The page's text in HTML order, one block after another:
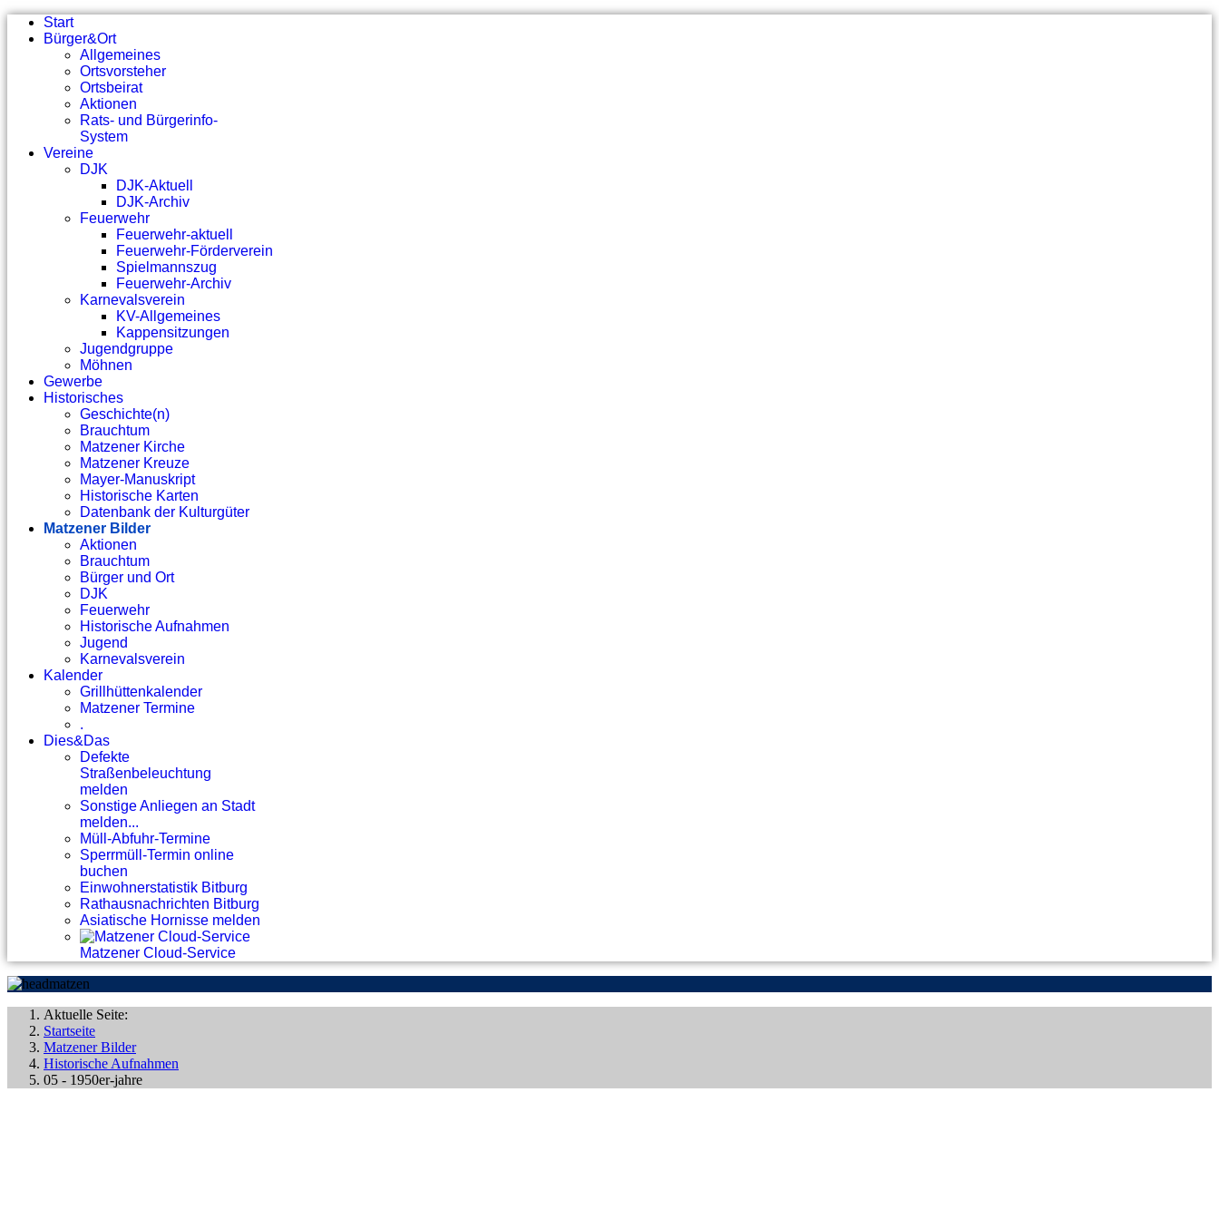
Start
Bürger&Ort
Allgemeines
Ortsvorsteher
Ortsbeirat
Aktionen
Rats- und Bürgerinfo-
System
Vereine
DJK
DJK-Aktuell
DJK-Archiv
Feuerwehr
Feuerwehr-aktuell
Feuerwehr-Förderverein
Spielmannszug
Feuerwehr-Archiv
Karnevalsverein
KV-Allgemeines
Kappensitzungen
Jugendgruppe
Möhnen
Gewerbe
Historisches
Geschichte(n)
Brauchtum
Matzener Kirche
Matzener Kreuze
Mayer-Manuskript
Historische Karten
Datenbank der Kulturgüter
Matzener Bilder
Aktionen
Brauchtum
Bürger und Ort
DJK
Feuerwehr
Historische Aufnahmen
Jugend
Karnevalsverein
Kalender
Grillhüttenkalender
Matzener Termine
.
Dies&Das
Defekte
Straßenbeleuchtung
melden
Sonstige Anliegen an Stadt
melden...
Müll-Abfuhr-Termine
Sperrmüll-Termin online
buchen
Einwohnerstatistik Bitburg
Rathausnachrichten Bitburg
Asiatische Hornisse melden
Matzener Cloud-Service
Aktuelle Seite:
Startseite
Matzener Bilder
Historische Aufnahmen
05 - 1950er-jahre